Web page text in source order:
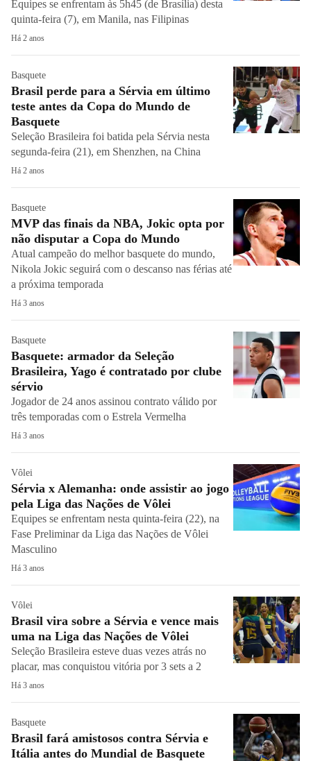
Equipes se enfrentam às 5h45 (de Brasília) desta
quinta-feira (7), em Manila, nas Filipinas
Há 2 anos
Basquete
Brasil perde para a Sérvia em último
teste antes da Copa do Mundo de
Basquete
Seleção Brasileira foi batida pela Sérvia nesta
segunda-feira (21), em Shenzhen, na China
Há 2 anos
Basquete
MVP das finais da NBA, Jokic opta por
não disputar a Copa do Mundo
Atual campeão do melhor basquete do mundo,
Nikola Jokic seguirá com o descanso nas férias até
a próxima temporada
Há 3 anos
Basquete
Basquete: armador da Seleção
Brasileira, Yago é contratado por clube
sérvio
Jogador de 24 anos assinou contrato válido por
três temporadas com o Estrela Vermelha
Há 3 anos
Vôlei
Sérvia x Alemanha: onde assistir ao jogo
pela Liga das Nações de Vôlei
Equipes se enfrentam nesta quinta-feira (22), na
Fase Preliminar da Liga das Nações de Vôlei
Masculino
Há 3 anos
Vôlei
Brasil vira sobre a Sérvia e vence mais
uma na Liga das Nações de Vôlei
Seleção Brasileira esteve duas vezes atrás no
placar, mas conquistou vitória por 3 sets a 2
Há 3 anos
Basquete
Brasil fará amistosos contra Sérvia e
Itália antes do Mundial de Basquete